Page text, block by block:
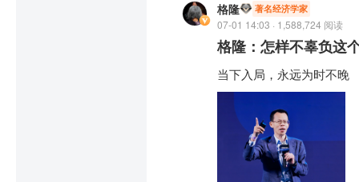
格隆 著名经济学家
07-01 14:03 · 1,588,724 阅读
格隆：怎样不辜负这
当下入局，永远为时不晚